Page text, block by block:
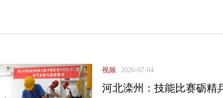
视频 2026-07-04
河北滦州：技能比赛砺精